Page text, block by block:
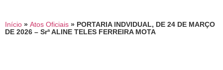
Início » Atos Oficiais » PORTARIA lNDVIDUAL, DE 24 DE MARÇO
DE 2026 – Srª ALINE TELES FERREIRA MOTA